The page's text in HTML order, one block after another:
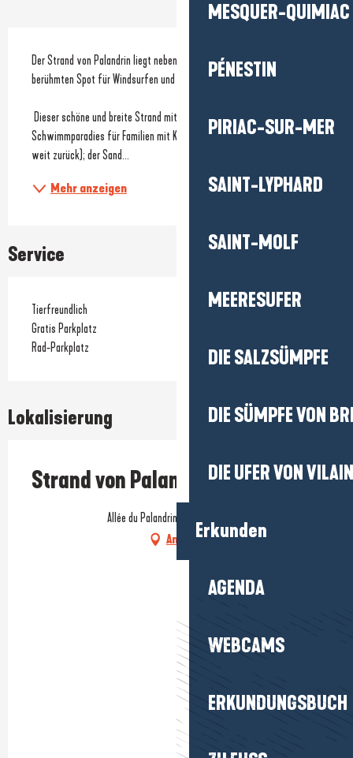
MESQUER-QUIMIAC
PÉNESTIN
PIRIAC-SUR-MER
SAINT-LYPHARD
SAINT-MOLF
MEERESUFER
DIE SALZSÜMPFE
DIE SÜMPFE VON
DIE UFER VON
Erkunden
AGENDA
WEBCAMS
ERKUNDUNGSBUCH
Beschreibung
Der Strand von Palandrin liegt neben der Bucht von Pont-Mahé, einem
berühmten Spot für Windsurfen und neuerdings auch für Kitesurfen.
Schwimmparadies für Familien mit Kindern (bei Ebbe zieht sich das Meer
weit zurück); der Sand...
Mehr anzeigen
Service
Tierfreundlich
Gratis Parkplatz
Rad-Parkplatz
Lokalisierung
Strand von Palandrin
Allée du Palandrin, 56760 Pénestin
Anfahrt